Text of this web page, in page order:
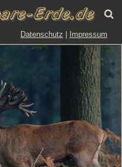
Datenschutz Impressum